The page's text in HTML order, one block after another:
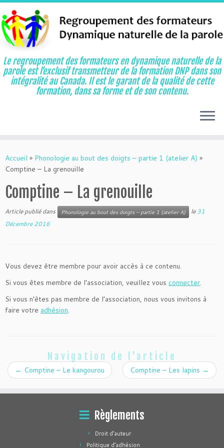
au
contenu
Le regroupement des formateurs en dynamique naturelle de la
parole est l’exclusif transmetteur de la formation DNP dans son
intégralité au Canada. Il est le garant de la qualité de cette
formation, dans sa forme et de son contenu.
Accueil » Phonologie au bout des doigts – partie 1 (atelier A) »
Comptine – La grenouille
Comptine – La grenouille
Article publié dans Phonologie au bout des doigts – partie 1 (atelier A) le31
Décembre 2016
Vous devez être membre pour avoir accès à ce contenu.
Si vous êtes membre de l’association, veuillez vous connecter.
Si vous n’êtes pas membre de l’association, nous vous invitons à
faire votre adhésion.
Navigation de l'article
← Comptine – Le kangourou Comptine – Les lapins →
Règlements
Droit d’auteur
Politique d’adhésion